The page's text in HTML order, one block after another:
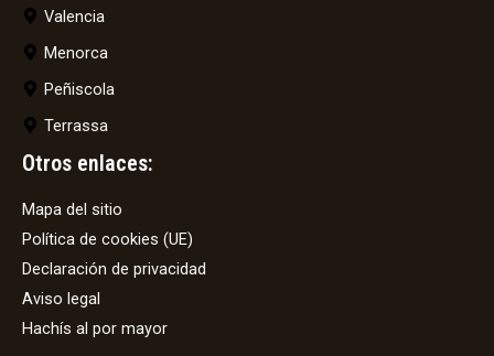
Valencia
Menorca
Peñiscola
Terrassa
Otros enlaces:
Mapa del sitio
Política de cookies (UE)
Declaración de privacidad
Aviso legal
Hachís al por mayor